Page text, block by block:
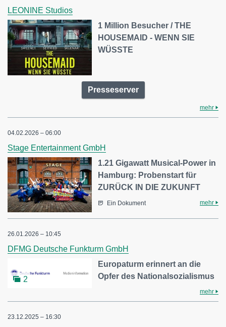
LEONINE Studios
1 Million Besucher / THE
HOUSEMAID - WENN SIE
WÜSSTE
Presseserver
mehr
04.02.2026 – 06:00
Stage Entertainment GmbH
1.21 Gigawatt Musical-Power in
Hamburg: Probenstart für
ZURÜCK IN DIE ZUKUNFT
Ein Dokument mehr
26.01.2026 – 10:45
DFMG Deutsche Funkturm GmbH
2
Europaturm erinnert an die
Opfer des Nationalsozialismus
mehr
23.12.2025 – 16:30